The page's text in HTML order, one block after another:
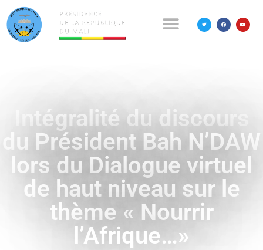
Intégralité du discours
du Président Bah N’DAW
lors du Dialogue virtuel
de haut niveau sur le
thème « Nourrir
l’Afrique…»